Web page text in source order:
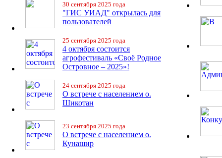
30 сентября 2025 года
"ГИС УИАД" открылась для
пользователей
25 сентября 2025 года
4 октября состоится
агрофестиваль «Своё Родное
Островное – 2025»!
24 сентября 2025 года
О встрече с населением о.
Шикотан
23 сентября 2025 года
О встрече с населением о.
Кунашир